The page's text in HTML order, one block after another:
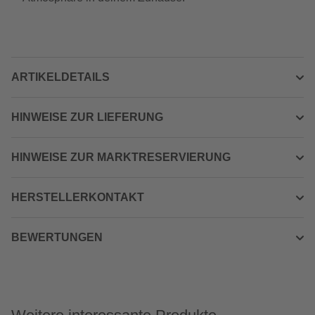
ARTIKELDETAILS
HINWEISE ZUR LIEFERUNG
HINWEISE ZUR MARKTRESERVIERUNG
HERSTELLERKONTAKT
BEWERTUNGEN